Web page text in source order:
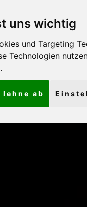
uns wichtig
und Targeting
Technologien
lehne ab